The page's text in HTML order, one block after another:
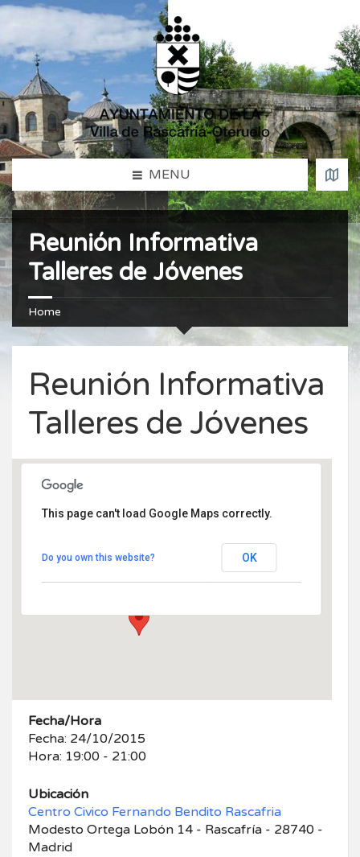
MENU
Reunión Informativa
Talleres de Jóvenes
Home
Reunión Informativa
Talleres de Jóvenes
Centro Civico Fernando Bendito Rascafria
Modesto Ortega Lobón 14 - Rascafría
This page can't load Google Maps correctly.
Do you own this website? OK
Fecha/Hora
Fecha: 24/10/2015
Hora: 19:00 - 21:00
Ubicación
Centro Civico Fernando Bendito Rascafria
Modesto Ortega Lobón 14 - Rascafría - 28740 -
Madrid